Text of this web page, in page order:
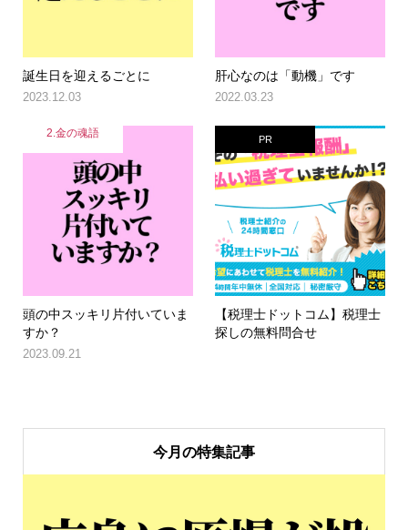
誕生日を迎えるごとに
2023.12.03
肝心なのは「動機」です
2022.03.23
2.金の魂語
頭の中スッキリ片付いていま
すか？
2023.09.21
PR
【税理士ドットコム】税理士
探しの無料問合せ
今月の特集記事